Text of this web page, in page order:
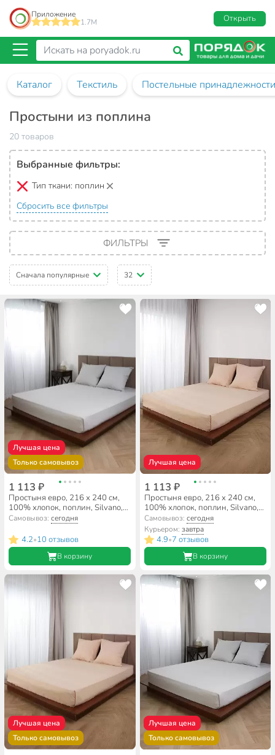
Приложение
1.7M
Открыть
Каталог Текстиль Постельные принадлежности
Простыни из поплина
20 товаров
Выбранные фильтры:
Тип ткани: поплин
Сбросить все фильтры
ФИЛЬТРЫ
Сначала популярные 32
Лучшая цена
Только самовывоз
1 113 ₽
Простыня евро, 216 х 240 см,
100% хлопок, поплин, Silvano,
Тауп
Самовывоз:сегодня
4.2•10 отзывов
В корзину
Лучшая цена
1 113 ₽
Простыня евро, 216 х 240 см,
100% хлопок, поплин, Silvano,
Латте
Самовывоз: сегодня
Курьером: завтра
4.9•7 отзывов
В корзину
Лучшая цена
Только самовывоз
Лучшая цена
Только самовывоз